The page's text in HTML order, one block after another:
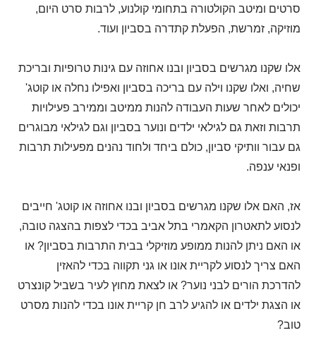
סרטים ומיטב הקולטורה בתחומי קולנוע, לרבות סרט היום,
מוזיקה, זמרשת, הפעלת קתדרה בסביון ועוד.
אלו שקנו מגרשים בסביון ובנו אחוזה עם גינות טרופיות ובריכת
שחיה, ואלו שקנו וילה עם בריכה בסביון ואפילו נחלה או קוטג'
יכולים לאחר שעות העבודה להנות ממיטב וממירב פעילויות
תרבות וזאת גם לגילאי ילדים ונוער בסביון וגם לגילאי מבוגרים
גם עבור וותיקי סביון, כולם ביחד ולחוד נהנים מפעילות תרבות
ופנאי ענפה.
אז, האם אלו שקנו מגרשים בסביון ובנו אחוזה או קוטג' חייבים
לנסוע לתאטרון הקאמרי בתל אביב בכדי לצפות בהצגה טובה,
או האם ניתן להנות ממופע מוזיקלי בבית התרבות בסביון? או
האם צריך לנסוע לקריית אונו או גני תקווה בכדי להאזין
להדרכת הורים לבני נוער? או לצאת מחוץ לעיר בשביל קונצרט
או הצגת ילדים או להגיע לרב חן קריית אונו בכדי להנות מסרט
טוב?